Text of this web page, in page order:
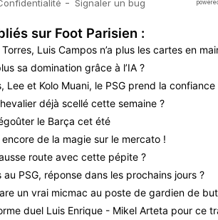
sur Foot Parisien :
Luis Campos n’a plus les cartes en
sa domination grâce à l’IA ?
Lee et Kolo Muani, le PSG prend la confiance
déjà scellé cette semaine ?
le Barça cet été
de la magie sur le mercato !
route avec cette pépite ?
au PSG, réponse dans les prochains jours ?
un vrai micmac au poste de gardien de but
duel Luis Enrique - Mikel Arteta pour ce